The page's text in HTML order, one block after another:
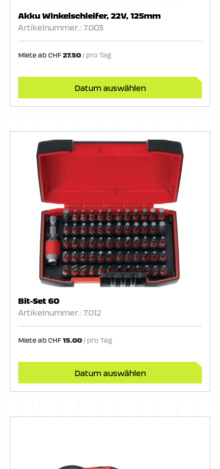
Akku Winkelschleifer, 22V, 125mm
Artikelnummer.: 7.003
Miete abCHF27.50
Datum auswählen
Bit-Set 60
Artikelnummer.: 7.012
Miete abCHF15.00
Datum auswählen